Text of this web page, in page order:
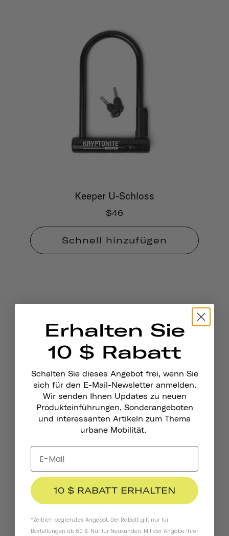
Keeper U-Schloss
$46
Schnell hinzufügen
Nachdem unsere Gründerin Gloria einen
Freund durch einen Fahrradunfall
verloren hatte, gründete Thousand
Jahren sehen Sie hier, wie es uns
ergangen ist.
1196+
Anzahl der Helme, die im Rahmen unseres
Unfallersatzprogramms ersetzt wurden.
77+
Anzahl der Helme, die im Rahmen unserer
Erhalten Sie
10 $ Rabatt
Schalten Sie dieses Angebot frei, wenn Sie
sich für den E-Mail-Newsletter anmelden.
Wir senden Ihnen Updates zu neuen
Produkteinführungen, Sonderangeboten
und interessanten Artikeln zum Thema
urbane Mobilität.
10 $ RABATT ERHALTEN
*Zeitlich begrenztes Angebot. Der Rabatt gilt nur für
Bestellungen ab 60 $. Nur für Neukunden. Mit der Angabe Ihrer